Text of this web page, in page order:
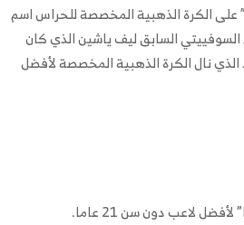
الكرة الذهبية المخصصة للحراس اسم
السوفييتي السابق ليف ياشين الذي كان
نال الكرة الذهبية المخصصة لأفضل
لاعب دون سن 21 عاما.